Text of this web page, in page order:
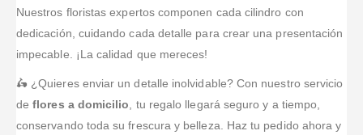
Nuestros floristas expertos componen cada cilindro con
dedicación, cuidando cada detalle para crear una presentación
impecable. ¡La calidad que mereces!
🛵 ¿Quieres enviar un detalle inolvidable? Con nuestro servicio
deflores a domicilio , tu regalo llegará seguro y a tiempo,
conservando toda su frescura y belleza. Haz tu pedido ahora y